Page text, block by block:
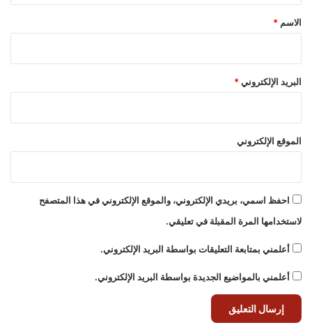
*
الاسم *
البريد الإلكتروني*
الموقع الإلكتروني
احفظ اسمي، بريدي الإلكتروني، والموقع الإلكتروني في هذا المتصفح
لاستخدامها المرة المقبلة في تعليقي.
أعلمني بمتابعة التعليقات بواسطة البريد الإلكتروني.
أعلمني بالمواضيع الجديدة بواسطة البريد الإلكتروني.